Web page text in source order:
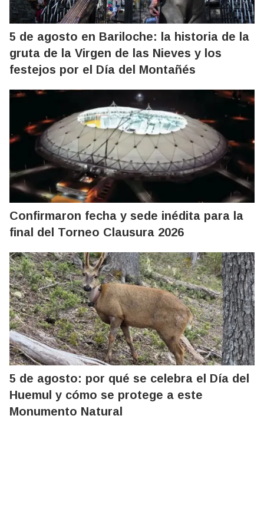
5 de agosto en Bariloche: la historia de la
gruta de la Virgen de las Nieves y los
festejos por el Día del Montañés
Confirmaron fecha y sede inédita para la
final del Torneo Clausura 2026
5 de agosto: por qué se celebra el Día del
Huemul y cómo se protege a este
Monumento Natural